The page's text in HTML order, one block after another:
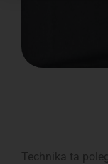
Technika ta